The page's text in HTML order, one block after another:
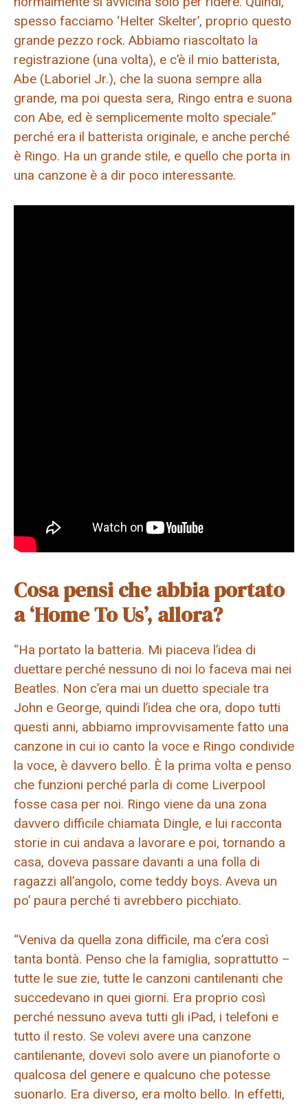
spesso facciamo ‘Helter Skelter’, proprio questo
grande pezzo rock. Abbiamo riascoltato la
registrazione (una volta), e c’è il mio batterista,
Abe (Laboriel Jr.), che la suona sempre alla
grande, ma poi questa sera, Ringo entra e suona
con Abe, ed è semplicemente molto speciale.”
perché era il batterista originale, e anche perché
è Ringo. Ha un grande stile, e quello che porta in
una canzone è a dir poco interessante.
Cosa pensi che abbia portato
a ‘Home To Us’, allora?
“Ha portato la batteria. Mi piaceva l’idea di
duettare perché nessuno di noi lo faceva mai nei
Beatles. Non c’era mai un duetto speciale tra
John e George, quindi l’idea che ora, dopo tutti
questi anni, abbiamo improvvisamente fatto una
canzone in cui io canto la voce e Ringo condivide
la voce, è davvero bello. È la prima volta e penso
che funzioni perché parla di come Liverpool
fosse casa per noi. Ringo viene da una zona
davvero difficile chiamata Dingle, e lui racconta
storie in cui andava a lavorare e poi, tornando a
casa, doveva passare davanti a una folla di
ragazzi all’angolo, come teddy boys. Aveva un
po’ paura perché ti avrebbero picchiato.
“Veniva da quella zona difficile, ma c’era così
tanta bontà. Penso che la famiglia, soprattutto –
tutte le sue zie, tutte le canzoni cantilenanti che
succedevano in quei giorni. Era proprio così
perché nessuno aveva tutti gli iPad, i telefoni e
tutto il resto. Se volevi avere una canzone
cantilenante, dovevi solo avere un pianoforte o
qualcosa del genere e qualcuno che potesse
suonarlo. Era diverso, era molto bello. In effetti,